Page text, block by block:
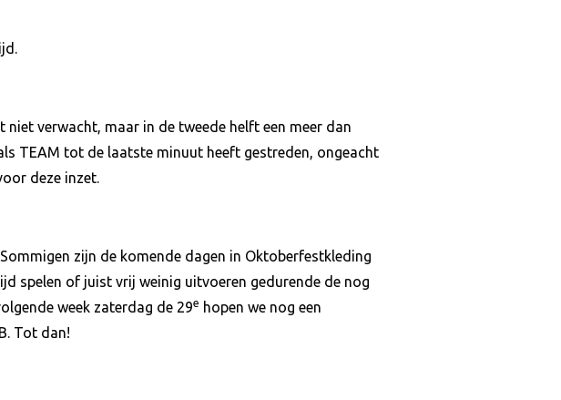
niet verwacht, maar in de tweede helft een meer dan
TEAM tot de laatste minuut heeft gestreden, ongeacht
deze inzet.
zijn de komende dagen in Oktoberfestkleding
spelen of juist vrij weinig uitvoeren gedurende de nog
week zaterdag de 29e hopen we nog een
Tot dan!